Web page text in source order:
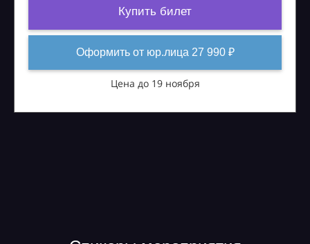
Купить билет
Оформить от юр.лица 27 990 ₽
Цена до 19 ноября